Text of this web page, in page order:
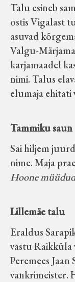
Talu esineb
ostis Vigalast
asuvad
Valgu-
karjamaadel
nimi. Talus
elumaja ehitati
Tammiku saun
Sai hiljem
nime. Maja
Hoone
Lillemäe talu
Eraldus
vastu Raikküla
Peremees
vankrimeister.